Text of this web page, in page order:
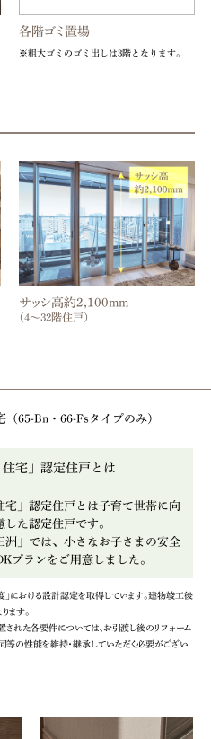
各階ゴミ置場
※粗大ゴミのゴミ出しは3階となります。
サッシ高約2,100mm
（4～32階住戸）
（65-Bn・66-Fsタイプのみ）
住宅」認定住戸とは
宅」認定住戸とは子育て世帯に向
た認定住戸です。
洲」では、小さなお子さまの安全
プランをご用意しました。
」における設計認定を取得しています。建物竣工後
ます。
れた各要件については、お引渡し後のリフォーム
の性能を維持・継承していただく必要がござい